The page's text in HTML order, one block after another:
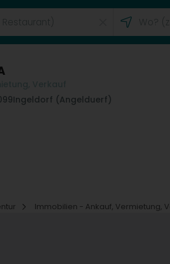
Ingeldorf (Angelduerf)
Immobilien - Ankauf, Vermietung,